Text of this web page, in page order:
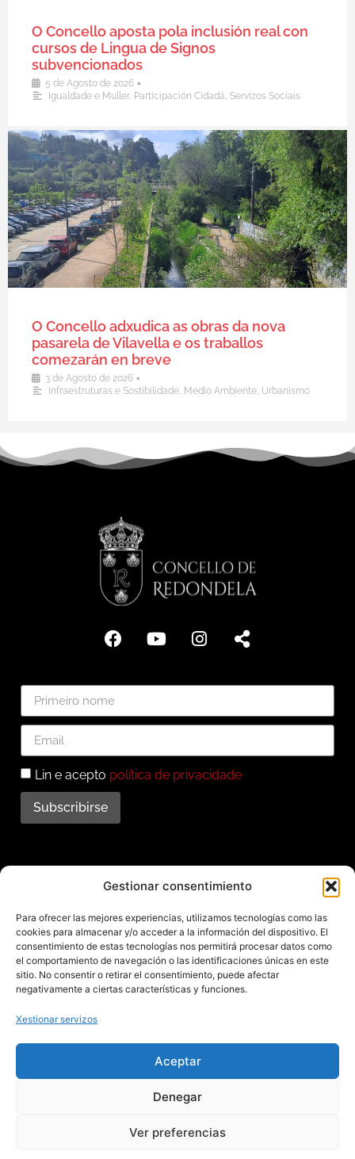
Gestionar consentimiento
Para ofrecer las mejores experiencias, utilizamos tecnologías como las
cookies para almacenar y/o acceder a la información del dispositivo. El
consentimiento de estas tecnologías nos permitirá procesar datos como
el comportamiento de navegación o las identificaciones únicas en este
sitio. No consentir o retirar el consentimiento, puede afectar
negativamente a ciertas características y funciones.
Xestionar servizos
Aceptar
Denegar
Ver preferencias
O Concello aposta pola inclusión real con
cursos de Lingua de Signos
subvencionados
5 de Agosto de 2026 •
Igualdade e Muller, Participación Cidadá, Servizos Sociais
O Concello adxudica as obras da nova
pasarela de Vilavella e os traballos
comezarán en breve
3 de Agosto de 2026 •
Infraestruturas e Sostibilidade, Medio Ambiente, Urbanismo
Lin e acepto política de privacidade
Subscribirse
Subscríbete ao noso
boletín
Mantente informado das últimas novidades e
actividades do municipio. Subscríbete agora e
recibe no teu enderezo electrónico toda a
Aviso legal – Política de privacidad – Cookies – Mapa web